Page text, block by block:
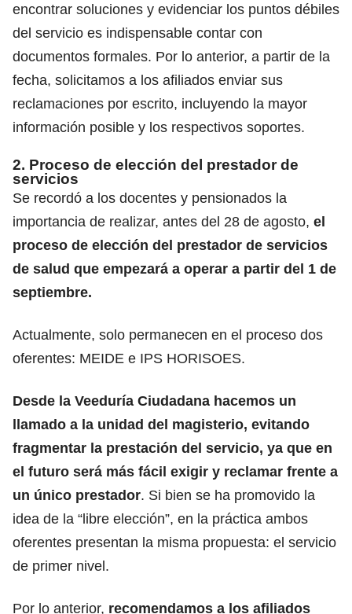
encontrar soluciones y evidenciar los puntos débiles
del servicio es indispensable contar con
documentos formales. Por lo anterior, a partir de la
fecha, solicitamos a los afiliados enviar sus
reclamaciones por escrito, incluyendo la mayor
información posible y los respectivos soportes.
2. Proceso de elección del prestador de
servicios
Se recordó a los docentes y pensionados la
importancia de realizar, antes del 28 de agosto, el
proceso de elección del prestador de servicios
de salud que empezará a operar a partir del 1 de
septiembre.
Actualmente, solo permanecen en el proceso dos
oferentes: MEIDE e IPS HORISOES.
Desde la Veeduría Ciudadana hacemos un
llamado a la unidad del magisterio, evitando
fragmentar la prestación del servicio, ya que en
el futuro será más fácil exigir y reclamar frente a
un único prestador. Si bien se ha promovido la
idea de la “libre elección”, en la práctica ambos
oferentes presentan la misma propuesta: el servicio
de primer nivel.
Por lo anterior, recomendamos a los afiliados